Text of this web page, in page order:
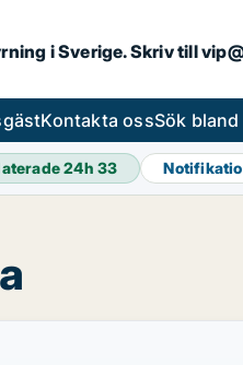
i Sverige. Skriv till
Kontakta ossSök
24h33